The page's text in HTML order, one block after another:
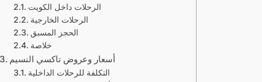
الرحلات داخل الكويت
الرحلات الخارجية
الحجز المسبق
خلاصة
أسعار وعروض تاكسي النسيم
التكلفة للرحلات الداخلية